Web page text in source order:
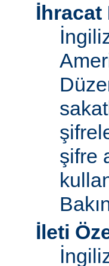
İhracat
şifre
İleti